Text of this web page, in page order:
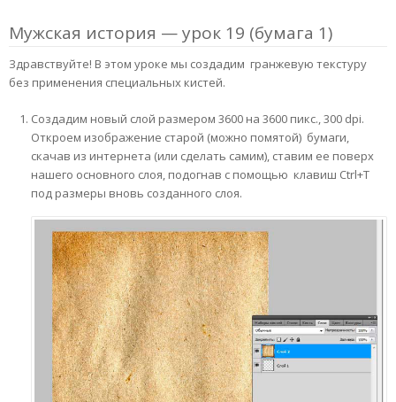
Мужская история — урок 19 (бумага 1)
Здравствуйте! В этом уроке мы создадим гранжевую текстуру
без применения специальных кистей.
Создадим новый слой размером 3600 на 3600 пикс., 300 dpi.
Откроем изображение старой (можно помятой) бумаги,
скачав из интернета (или сделать самим), ставим ее поверх
нашего основного слоя, подогнав с помощью клавиш Ctrl+T
под размеры вновь созданного слоя.